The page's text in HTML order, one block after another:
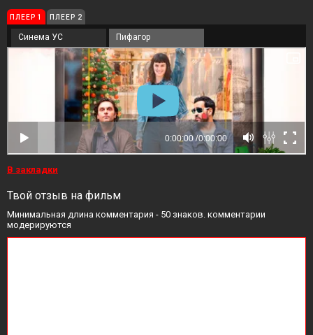
ПЛЕЕР 1 ПЛЕЕР 2
Синема УС Пифагор
В закладки
Твой отзыв на фильм
Минимальная длина комментария - 50 знаков. комментарии
модерируются